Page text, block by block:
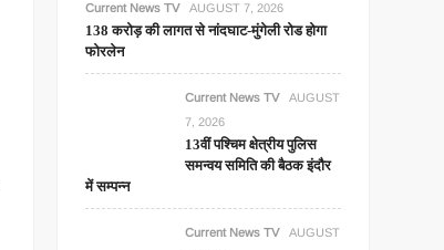
Current News TV AUGUST 7, 2026
138 करोड़ की लागत से नांदघाट-मुंगेली रोड होगा
फोरलेन
Current News TV
AUGUST
7, 2026
13वीं पश्चिम क्षेत्रीय पुलिस
समन्वय समिति की बैठक इंदौर
में सम्पन्न
Current News TV
AUGUST